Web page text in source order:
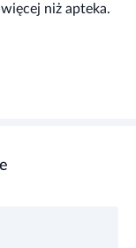
niż apteka.